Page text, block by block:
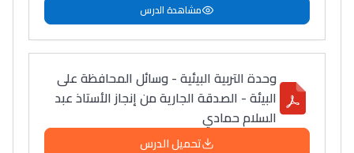
مشاهدة الدرس
وحدة التربية البيئية - وسائل المحافظة على
البيئة - الصدقة الجارية من إنجاز الأستاذ عبد
السلام حمادي
تحميل الدرس